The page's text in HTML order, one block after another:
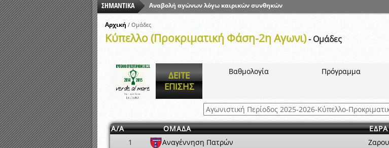
ΣΗΜΑΝΤΙΚΑ
Αναβολή αγώνων λόγω καιρικών συνθηκών
Αποτελέσματα επαναληπτικών γραπτών εξετάσεων και αγωνιστικών
Αποτελέσματα γραπτών εξετάσεων Σεμιναρίου προεπιλογής Διαιτητών και
Καταρτισμός ομάδων ανα όμιλο
Αρχική / Ομάδες
Κύπελλο (Προκριματική Φάση-2η Αγωνι)- Ομάδες
ΔΕΙΤΕ
ΕΠΙΣΗΣ
Βαθμολογία Πρόγραμμα
Α/Α ΟΜΑΔΑ
ΕΔΡΑ
1
Αναγέννηση Πατρών